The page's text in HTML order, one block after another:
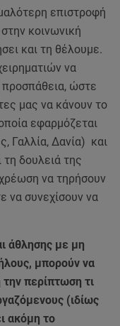
επιστροφή
κοινωνική
και τη θέλουμε.
να
προσπάθεια, ώστε
μας να κάνουν το
εφαρμόζεται
Γαλλία, Δανία) και
δουλειά της
να τηρήσουν
να συνεχίσουν να
άθλησης με μη
μπορούν να
περίπτωση τι
(ιδίως
ακόμη το